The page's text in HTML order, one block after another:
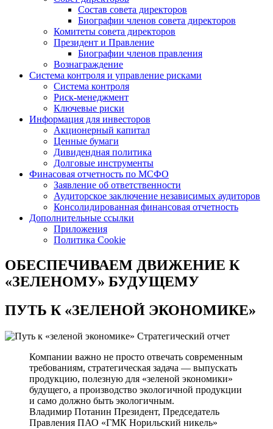
Состав совета директоров
Биографии членов совета директоров
Комитеты совета директоров
Президент и Правление
Биографии членов правления
Вознаграждение
Система контроля и управление рисками
Система контроля
Риск-менеджмент
Ключевые риски
Информация для инвесторов
Акционерный капитал
Ценные бумаги
Дивидендная политика
Долговые инструменты
Финасовая отчетность по МСФО
Заявление об ответственности
Аудиторское заключение независимых аудиторов
Консолидированная финансовая отчетность
Дополнительные ссылки
Приложения
Политика Cookie
ОБЕСПЕЧИВАЕМ ДВИЖЕНИЕ К
«ЗЕЛЕНОМУ» БУДУЩЕМУ
ПУТЬ К«ЗЕЛЕНОЙ ЭКОНОМИКЕ»
Стратегический отчет
Компании важно не просто отвечать современным
требованиям, стратегическая задача — выпускать
продукцию, полезную для «зеленой экономики»
будущего, а производство экологичной продукции
и само должно быть экологичным.
Владимир Потанин Президент, Председатель
Правления ПАО «ГМК Норильский никель»